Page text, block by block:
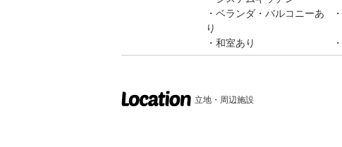
ベランダ・バルコニーあ
り
和室あり
立地・周辺施設